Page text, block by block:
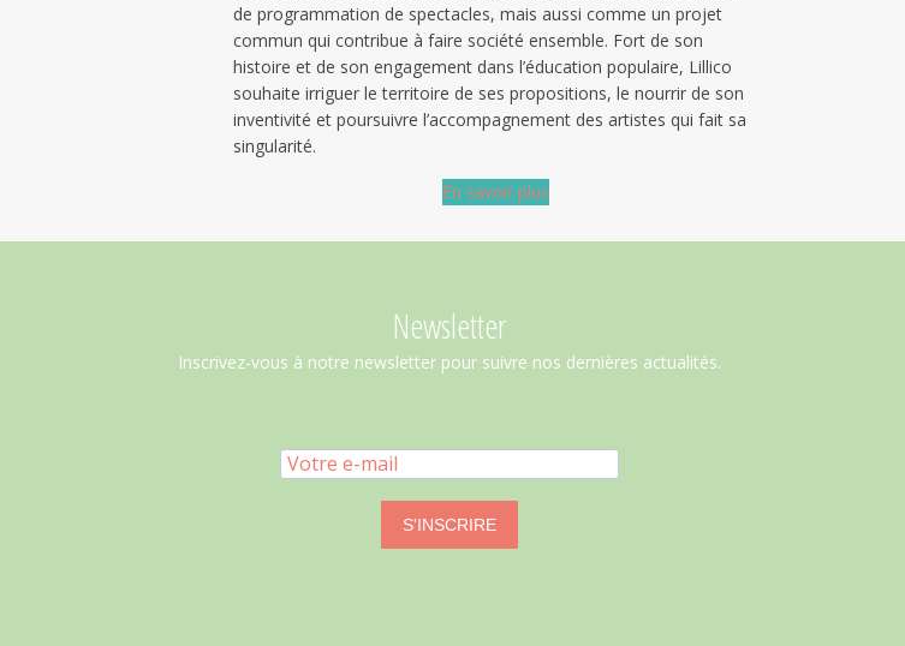
de programmation de spectacles, mais aussi comme un projet
commun qui contribue à faire société ensemble. Fort de son
histoire et de son engagement dans l’éducation populaire, Lillico
souhaite irriguer le territoire de ses propositions, le nourrir de son
inventivité et poursuivre l’accompagnement des artistes qui fait sa
singularité.
En savoir plus
Newsletter
Inscrivez-vous à notre newsletter pour suivre nos dernières actualités.
S'INSCRIRE